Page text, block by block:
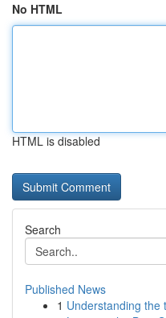
No HTML
HTML is disabled
Search
Published News
1 Understanding the